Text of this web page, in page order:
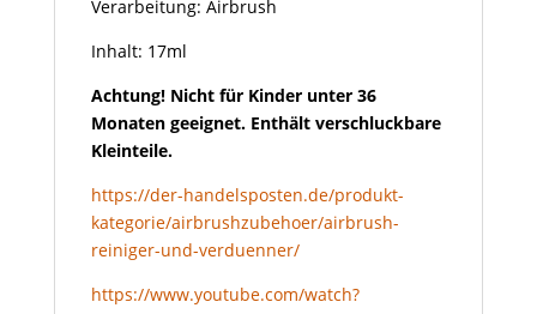
Verarbeitung: Airbrush
Inhalt: 17ml
Achtung! Nicht für Kinder unter 36
Monaten geeignet. Enthält verschluckbare
Kleinteile.
https://der-handelsposten.de/produkt-
kategorie/airbrushzubehoer/airbrush-
reiniger-und-verduenner/
https://www.youtube.com/watch?